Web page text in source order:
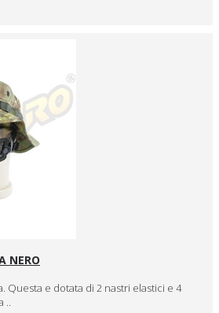
NERO
Questa e dotata di 2 nastri elastici e 4
..